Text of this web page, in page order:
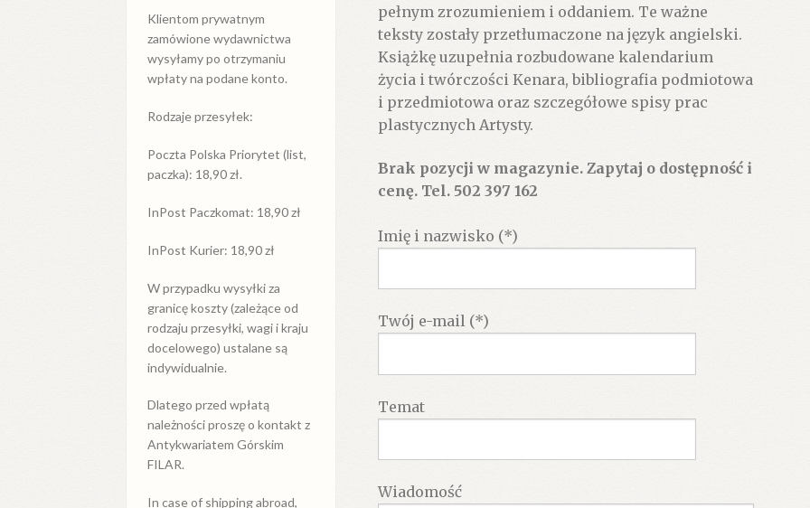
pełnym zrozumieniem i oddaniem. Te ważne
teksty zostały przetłumaczone na język angielski.
Książkę uzupełnia rozbudowane kalendarium
życia i twórczości Kenara, bibliografia podmiotowa
i przedmiotowa oraz szczegółowe spisy prac
plastycznych Artysty.
Brak pozycji w magazynie. Zapytaj o dostępność i
cenę. Tel. 502 397 162
Imię i nazwisko (*)
Twój e-mail (*)
Temat
Wiadomość
Klientom prywatnym
zamówione wydawnictwa
wysyłamy po otrzymaniu
wpłaty na podane konto.
Rodzaje przesyłek:
Poczta Polska Priorytet (list,
paczka): 18,90 zł.
InPost Paczkomat: 18,90 zł
InPost Kurier: 18,90 zł
W przypadku wysyłkiza
granicękoszty (zależące od
rodzaju przesyłki, wagi i kraju
docelowego) ustalane są
indywidualnie.
Dlatego przed wpłatą
należności proszę o kontakt z
Antykwariatem Górskim
FILAR.
In case of shipping abroad,